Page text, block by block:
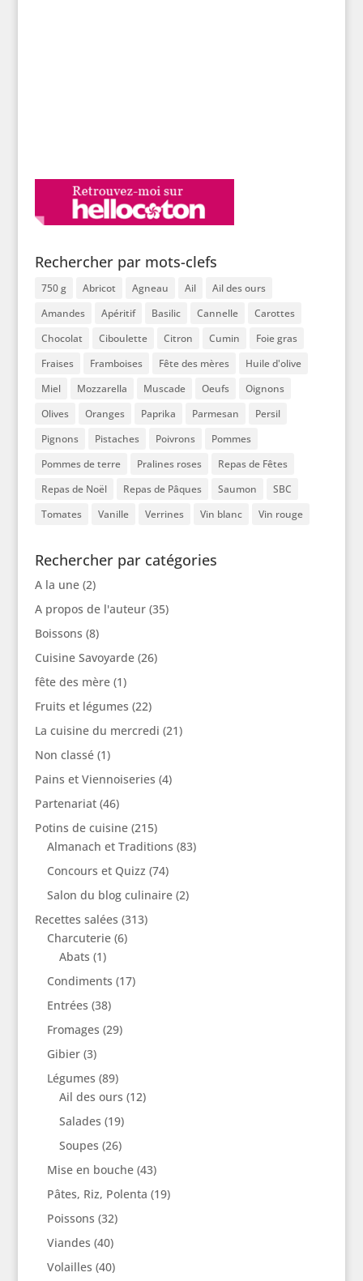
Rechercher par mots-clefs
750 g Abricot Agneau Ail
Ail des ours
Amandes
Apéritif Basilic Cannelle
Carottes
Chocolat
Ciboulette Citron Cumin
Foie gras
Fraises
Framboises Fête des mères
Huile d'olive
Miel
Mozzarella Muscade Oeufs
Oignons
Olives
Oranges Paprika Parmesan
Persil
Pignons
Pistaches Poivrons
Pommes
Pommes de terre
Pralines roses
Repas de Fêtes
Repas de Noël
Repas de Pâques Saumon
SBC
Tomates
Vanille Verrines Vin blanc Vin rouge
Rechercher par catégories
A la une(2)
A propos de l'auteur(35)
Boissons (8)
Cuisine Savoyarde(26)
fête des mère(1)
Fruits et légumes (22)
La cuisine du mercredi (21)
Non classé(1)
Pains et Viennoiseries (4)
Partenariat(46)
Potins de cuisine(215)
Almanach et Traditions (83)
Concours et Quizz (74)
Salon du blog culinaire(2)
Recettes salées (313)
Charcuterie(6)
Abats (1)
Condiments (17)
Entrées (38)
Fromages (29)
Gibier(3)
Légumes (89)
Ail des ours (12)
Salades (19)
Soupes (26)
Mise en bouche(43)
Pâtes, Riz, Polenta (19)
Poissons (32)
Viandes (40)
Volailles (40)